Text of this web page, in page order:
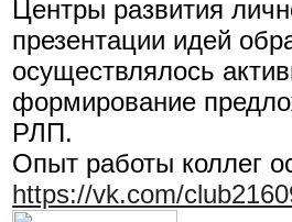
Центры развития
презентации идей
осуществлялось
формирование
РЛП.
Опыт работы коллег
https://vk.com/